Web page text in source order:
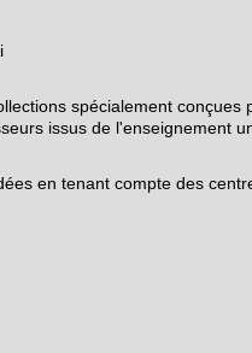
spécialement conçues
issus de l'enseignement
en tenant compte des